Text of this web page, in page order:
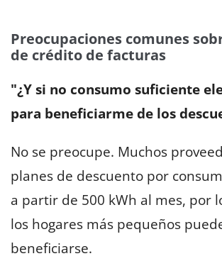
Preocupaciones comunes
de crédito de facturas
"¿Y si no consumo suficiente
para beneficiarme de los
No se preocupe. Muchos
planes de descuento por
a partir de 500 kWh al mes, por
los hogares más pequeños
beneficiarse.